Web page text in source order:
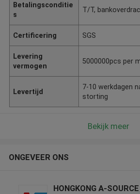
Betalingsconditie
s
T/T,
Certificering SGS
Levering
vermogen
5000000pcs per
Levertijd
7-10 werkdagen
storting
Bekijk meer
ONGEVEER ONS
HONGKONG A-SOURCE